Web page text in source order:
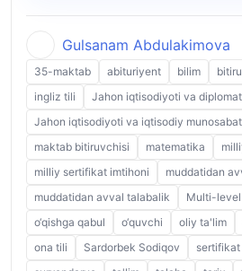
Gulsanam Abdulakimova
35-maktab abituriyent bilim
ingliz tili
Jahon iqtisodiyoti va
Jahon iqtisodiyoti va iqtisodiy
maktab bitiruvchisi
matematika
milliy sertifikat imtihoni
muddatidan
muddatidan avval talabalik
Multi-level
o‘qishga qabul
o‘quvchi oliy ta'lim
ona tili
Sardorbek Sodiqov sertifikat